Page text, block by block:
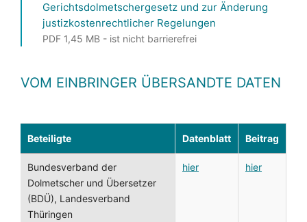
Gerichtsdolmetschergesetz und zur Änderung
justizkostenrechtlicher Regelungen
PDF 1,45 MB - ist nicht barrierefrei
VOM EINBRINGER ÜBERSANDTE DATEN
Beteiligte Datenblatt Beitrag
Bundesverband der
Dolmetscher und Übersetzer
(BDÜ), Landesverband
Thüringen
hier hier